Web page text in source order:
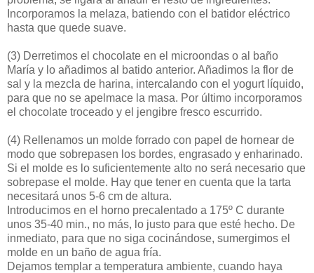
Incorporamos la melaza, batiendo con el batidor eléctrico
hasta que quede suave.
(3) Derretimos el chocolate en el microondas o al baño
María y lo añadimos al batido anterior. Añadimos la flor de
sal y la mezcla de harina, intercalando con el yogurt líquido,
para que no se apelmace la masa. Por último incorporamos
el chocolate troceado y el jengibre fresco escurrido.
(4) Rellenamos un molde forrado con papel de hornear de
modo que sobrepasen los bordes, engrasado y enharinado.
Si el molde es lo suficientemente alto no será necesario que
sobrepase el molde. Hay que tener en cuenta que la tarta
necesitará unos 5-6 cm de altura.
Introducimos en el horno precalentado a 175º C durante
unos 35-40 min., no más, lo justo para que esté hecho. De
inmediato, para que no siga cocinándose, sumergimos el
molde en un baño de agua fría.
Dejamos templar a temperatura ambiente, cuando haya